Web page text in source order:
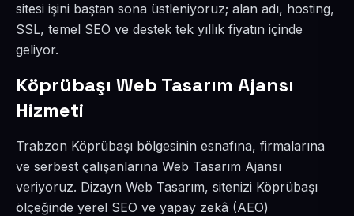
sitesi işini baştan sona üstleniyoruz; alan adı, hosting,
SSL, temel SEO ve destek tek yıllık fiyatın içinde
geliyor.
Köprübaşı Web Tasarım Ajansı
Hizmeti
Trabzon Köprübaşı bölgesinin esnafına, firmalarına
ve serbest çalışanlarına Web Tasarım Ajansı
veriyoruz. Dizayn Web Tasarım, sitenizi Köprübaşı
ölçeğinde yerel SEO ve yapay zekâ (AEO)